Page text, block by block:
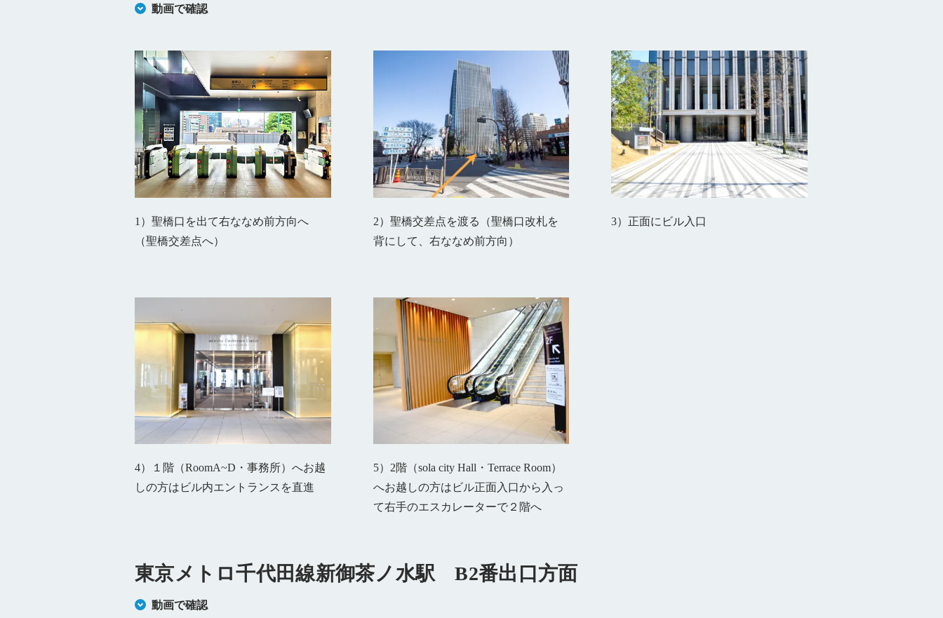
動画で確認
1）聖橋口を出て右ななめ前方向へ
（聖橋交差点へ）
2）聖橋交差点を渡る（聖橋口改札を
背にして、右ななめ前方向）
3）正面にビル入口
4）１階（RoomA~D・事務所）へお越
しの方はビル内エントランスを直進
5）2階（sola city Hall・Terrace Room）
へお越しの方はビル正面入口から入っ
て右手のエスカレーターで２階へ
東京メトロ千代田線新御茶ノ水駅 B2番出口方面
動画で確認